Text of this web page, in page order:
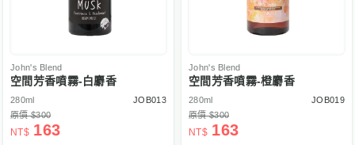
John's Blend
空間芳香噴霧-白麝香
280ml
JOB013
原價 $300
NT$ 163
John's Blend
空間芳香噴霧-橙麝香
280ml
JOB019
原價 $300
NT$ 163